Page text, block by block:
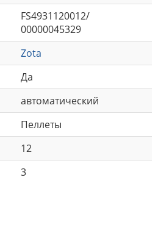
FS4931120012/
00000045329
Zota
Да
автоматический
Пеллеты
12
3